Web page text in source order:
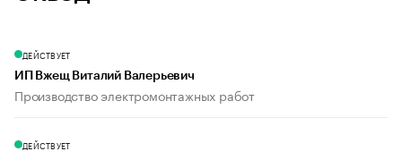
ДЕЙСТВУЕТ
ИП Вжещ Виталий Валерьевич
Производство электромонтажных работ
ДЕЙСТВУЕТ